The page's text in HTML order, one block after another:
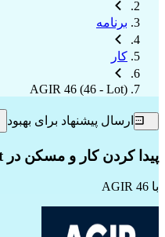
برنامه
کار
AGIR 46 (46 - Lot)
ارسال پیشنهاد برای بهبود
پیدا کردن کار و مسکن در Lot
با AGIR 46